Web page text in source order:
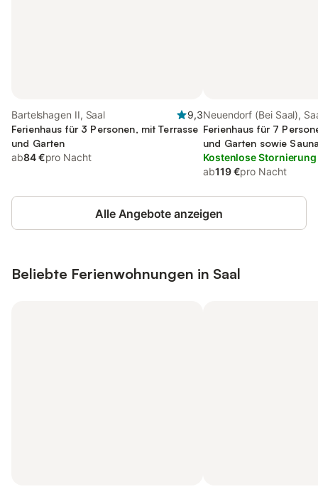
Bartelshagen II, Saal
9,3
Ferienhaus für 3 Personen, mit Terrasse
und Garten
ab84 €pro Nacht
Neuendorf (Bei Saal),
Ferienhaus für 7
und Garten sowie
Kostenlose Stornierung
ab119 €pro Nacht
Alle Angebote anzeigen
Beliebte Ferienwohnungen in Saal